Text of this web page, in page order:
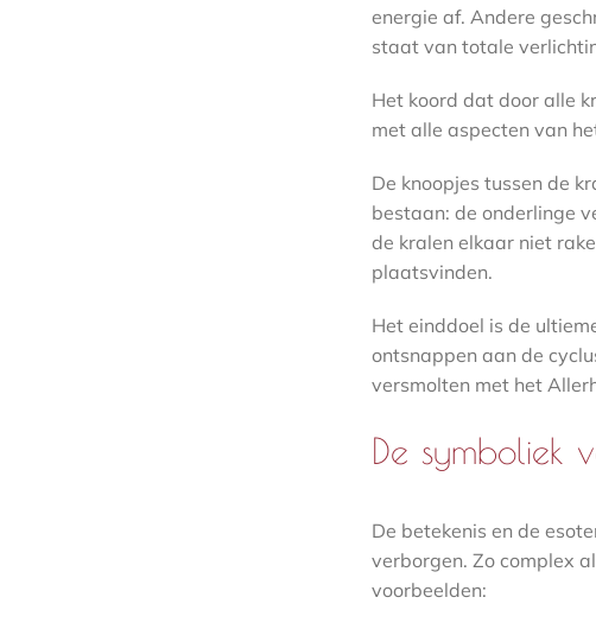
energie af. Andere
staat van totale
Het koord dat door alle
met alle aspecten van
De knoopjes tussen de
bestaan: de onderlinge
de kralen elkaar niet
plaatsvinden.
Het einddoel is de
ontsnappen aan de
versmolten met het
De symboliek
De betekenis en de
verborgen. Zo complex
voorbeelden: